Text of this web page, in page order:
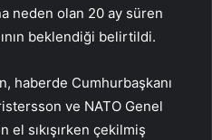
neden olan 20 ay süren
beklendiği belirtildi.
haberde Cumhurbaşkanı
ve NATO Genel
el sıkışırken çekilmiş